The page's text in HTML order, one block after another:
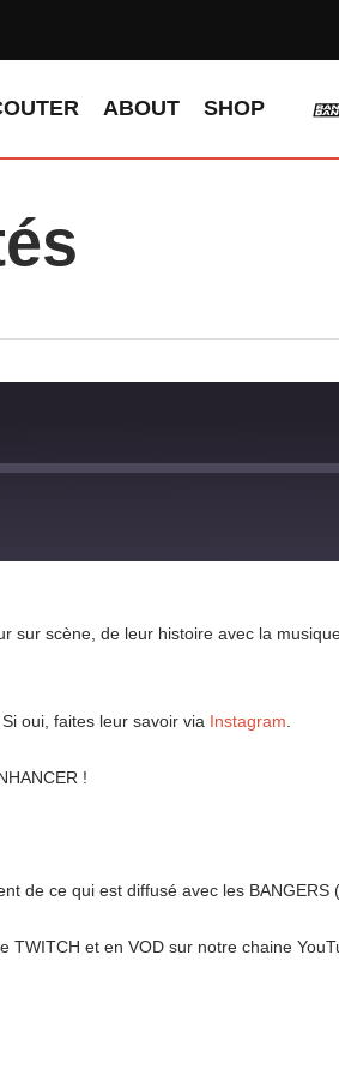
ABOUT SHOP vk
sur scène, de leur histoire avec la
oui, faites leur savoir via Instagram
!
de ce qui est diffusé avec les BANGERS
TWITCH et en VOD sur notre chaine